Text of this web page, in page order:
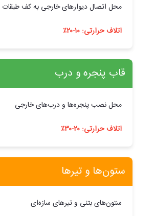
محل اتصال دیوارهای خارجی به کف طبقات
اتلاف حرارتی: ۱۰-۲۰٪
قاب پنجره و درب
محل نصب پنجره‌ها و درب‌های خارجی
اتلاف حرارتی: ۲۰-۳۰٪
ستون‌ها و تیرها
ستون‌های بتنی و تیرهای سازه‌ای